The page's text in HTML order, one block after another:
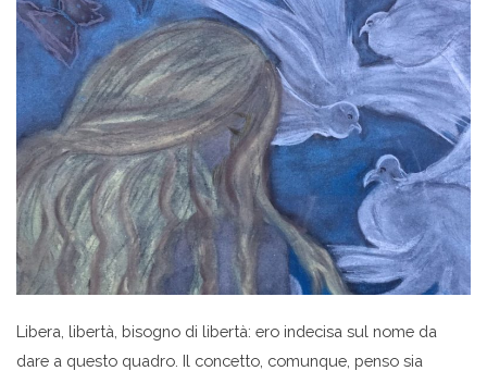
Libera, libertà, bisogno di libertà: ero indecisa sul nome da
dare a questo quadro. Il concetto, comunque, penso sia